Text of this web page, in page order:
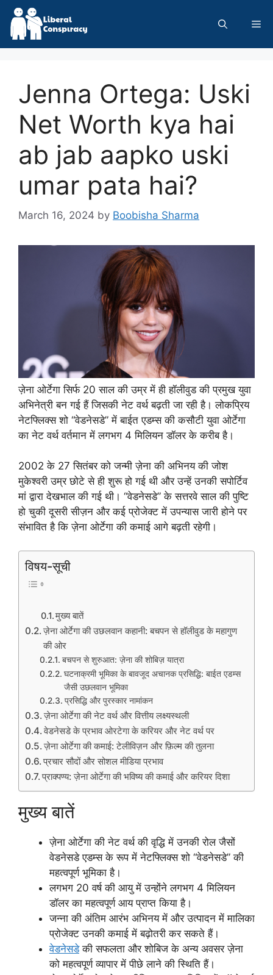
Skip
content
Jenna Ortega: Uski
Net Worth kya hai
ab jab aapko uski
umar pata hai?
March 16, 2024 by Boobisha Sharma
ज़ेना ओर्टेगा सिर्फ 20 साल की उम्र में ही हॉलीवुड की प्रमुख युवा
अभिनेत्री बन गई हैं जिसकी नेट वर्थ बढ़ती जा रही है। लोकप्रिय
नेटफ्लिक्स शो “वेडनेसडे” में बाईत एडम्स की कसौटी युवा ओर्टेगा
का नेट वर्थ वर्तमान में लगभग 4 मिलियन डॉलर के करीब है।
2002 के 27 सितंबर को जन्मी ज़ेना की अभिनय की जोश
मुकेश्वरी उम्र छोटे से ही शुरू हो गई थी और उन्हें उनकी सपोर्टिव
मां द्वारा देखभाल की गई थी। “वेडनेसडे” के सत्तरवे साल की पुष्टि
हो चुकी दूसरी सीज़न और कई प्रोजेक्ट में उपन्यास जारी होने पर
संभावित है कि ज़ेना ओर्टेगा की कमाई आगे बढ़ती रहेगी।
विषय-सूची
मुख्य बातें
ज़ेना ओर्टेगा की उछलवान कहानी: बचपन से हॉलीवुड के महागुण
की ओर
बचपन से शुरुआत: ज़ेना की शोबिज़ यात्रा
घटनाक्रमी भूमिका के बावजूद अचानक प्रसिद्धि: बाईत एडम्स
जैसी उछलवान भूमिका
प्रसिद्धि और पुरस्कार नामांकन
ज़ेना ओर्टेगा की नेट वर्थ और वित्तीय लक्ष्यस्थली
वेडनेसडे के प्रभाव ओरटेगा के करियर और नेट वर्थ पर
ज़ेना ओर्टेगा की कमाई: टेलीविज़न और फ़िल्म की तुलना
प्रचार सौदों और सोशल मीडिया प्रभाव
प्राक्पण्य: ज़ेना ओर्टेगा की भविष्य की कमाई और करियर दिशा
मुख्य बातें
ज़ेना ओर्टेगा की नेट वर्थ की वृद्धि में उनकी रोल जैसों
वेडनेसडे एडम्स के रूप में नेटफ्लिक्स शो “वेडनेसडे” की
महत्वपूर्ण भूमिका है।
लगभग 20 वर्ष की आयु में उन्होंने लगभग 4 मिलियन
डॉलर का महत्वपूर्ण आय प्राप्त किया है।
जन्ना की अंतिम आरंभ अभिनय में और उत्पादन में मालिका
प्रोजेक्ट उनकी कमाई में बढ़ोतरी कर सकते हैं।
वेडनेसडेकी सफलता और शोबिज के अन्य अवसर ज़ेना
को महत्वपूर्ण व्यापार में पीछे लाने की स्थिति हैं।